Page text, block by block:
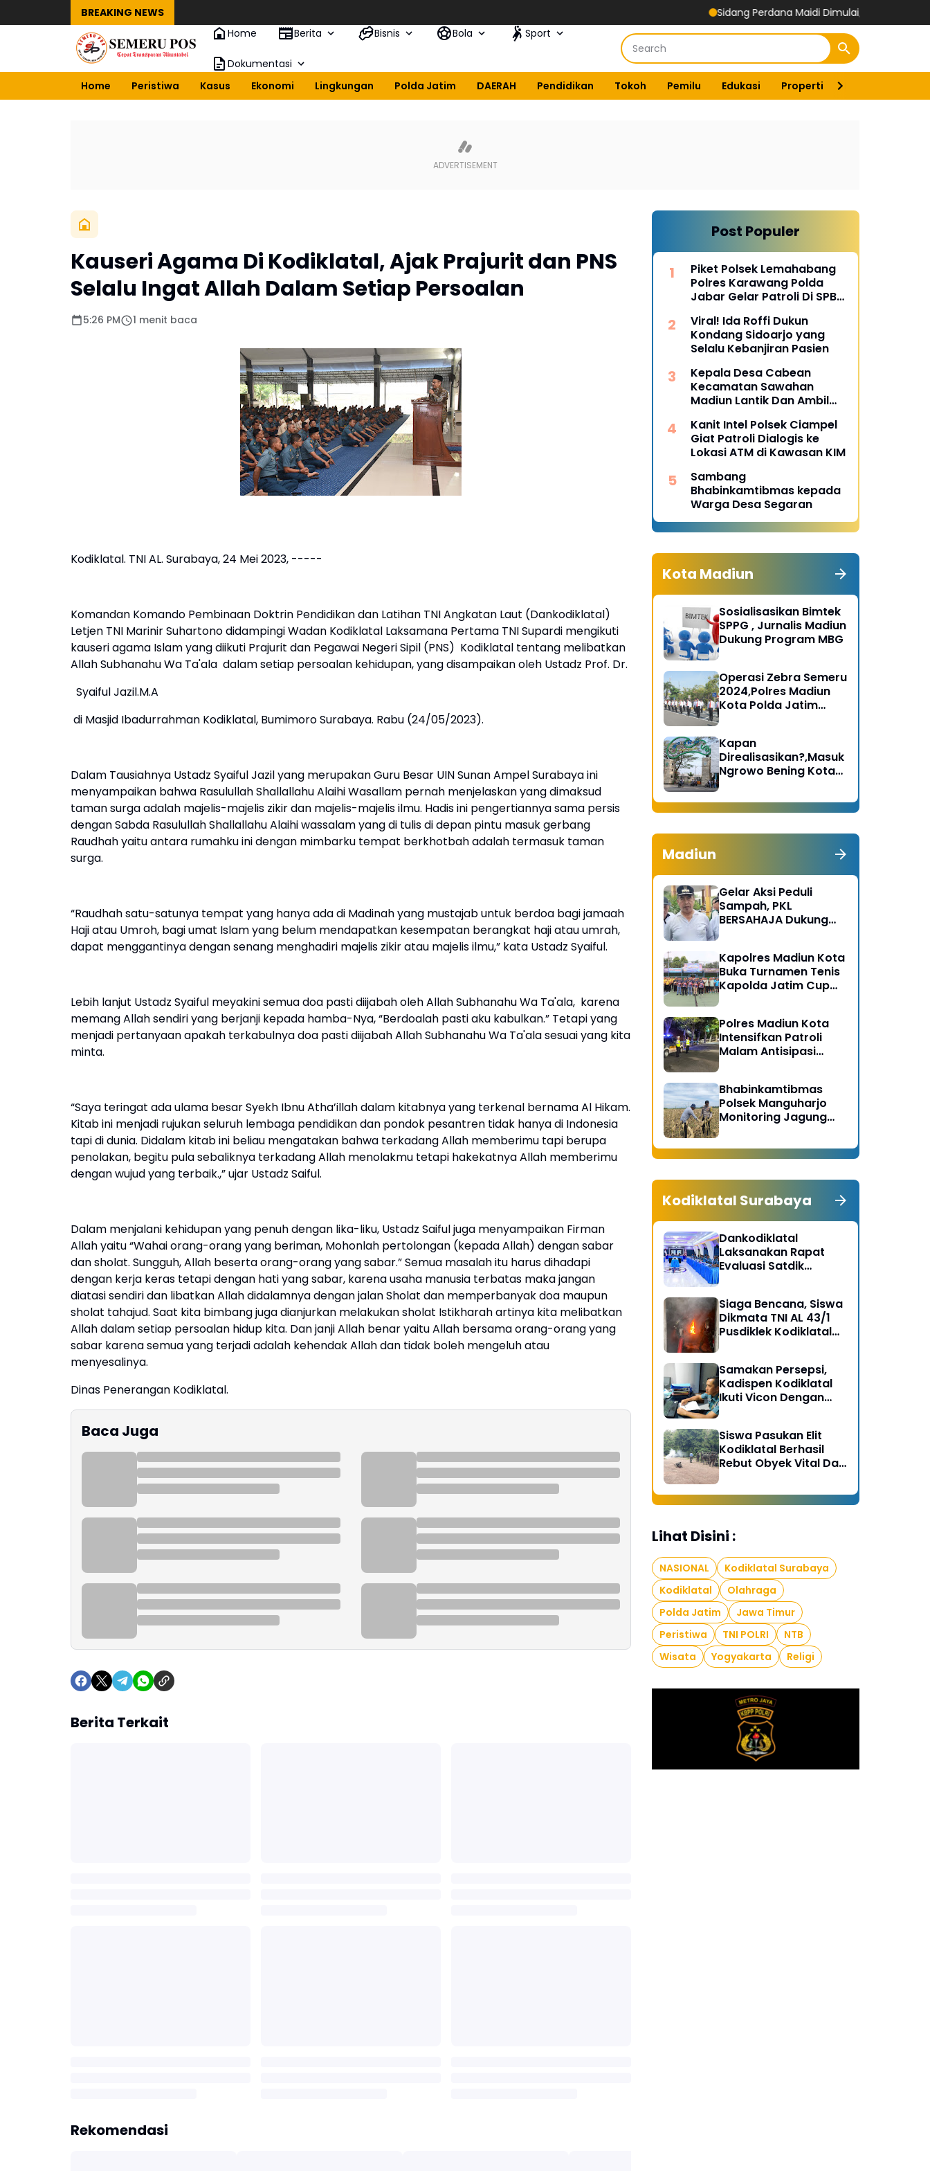
BREAKING NEWS
Sidang Perdana Maidi Dimulai, Suryajiyoso Ingatkan
Home
Berita Bisnis Bola Sport
Dokumentasi
Home
Peristiwa Kasus Ekonomi Lingkungan Polda Jatim DAERAH Pendidikan Tokoh Pemilu Edukasi Properti
Kauseri Agama Di Kodiklatal, Ajak Prajurit dan PNS
Selalu Ingat Allah Dalam Setiap Persoalan
5:26 PM 1 menit baca
Kodiklatal. TNI AL. Surabaya, 24 Mei 2023, -----
Komandan Komando Pembinaan Doktrin Pendidikan dan Latihan TNI Angkatan Laut (Dankodiklatal)
Letjen TNI Marinir Suhartono didampingi Wadan Kodiklatal Laksamana Pertama TNI Supardi mengikuti
kauseri agama Islam yang diikuti Prajurit dan Pegawai Negeri Sipil (PNS) Kodiklatal tentang melibatkan
Allah Subhanahu Wa Ta'ala dalam setiap persoalan kehidupan, yang disampaikan oleh Ustadz Prof. Dr.
Syaiful Jazil.M.A
di Masjid Ibadurrahman Kodiklatal, Bumimoro Surabaya. Rabu (24/05/2023).
Dalam Tausiahnya Ustadz Syaiful Jazil yang merupakan Guru Besar UIN Sunan Ampel Surabaya ini
menyampaikan bahwa Rasulullah Shallallahu Alaihi Wasallam pernah menjelaskan yang dimaksud
taman surga adalah majelis-majelis zikir dan majelis-majelis ilmu. Hadis ini pengertiannya sama persis
dengan Sabda Rasulullah Shallallahu Alaihi wassalam yang di tulis di depan pintu masuk gerbang
Raudhah yaitu antara rumahku ini dengan mimbarku tempat berkhotbah adalah termasuk taman
surga.
“Raudhah satu-satunya tempat yang hanya ada di Madinah yang mustajab untuk berdoa bagi jamaah
Haji atau Umroh, bagi umat Islam yang belum mendapatkan kesempatan berangkat haji atau umrah,
dapat menggantinya dengan senang menghadiri majelis zikir atau majelis ilmu,” kata Ustadz Syaiful.
Lebih lanjut Ustadz Syaiful meyakini semua doa pasti diijabah oleh Allah Subhanahu Wa Ta'ala, karena
memang Allah sendiri yang berjanji kepada hamba-Nya, “Berdoalah pasti aku kabulkan.” Tetapi yang
menjadi pertanyaan apakah terkabulnya doa pasti diijabah Allah Subhanahu Wa Ta'ala sesuai yang kita
minta.
“Saya teringat ada ulama besar Syekh Ibnu Atha’illah dalam kitabnya yang terkenal bernama Al Hikam.
Kitab ini menjadi rujukan seluruh lembaga pendidikan dan pondok pesantren tidak hanya di Indonesia
tapi di dunia. Didalam kitab ini beliau mengatakan bahwa terkadang Allah memberimu tapi berupa
penolakan, begitu pula sebaliknya terkadang Allah menolakmu tetapi hakekatnya Allah memberimu
dengan wujud yang terbaik.,” ujar Ustadz Saiful.
Dalam menjalani kehidupan yang penuh dengan lika-liku, Ustadz Saiful juga menyampaikan Firman
Allah yaitu “Wahai orang-orang yang beriman, Mohonlah pertolongan (kepada Allah) dengan sabar
dan sholat. Sungguh, Allah beserta orang-orang yang sabar.” Semua masalah itu harus dihadapi
dengan kerja keras tetapi dengan hati yang sabar, karena usaha manusia terbatas maka jangan
diatasi sendiri dan libatkan Allah didalamnya dengan jalan Sholat dan memperbanyak doa maupun
sholat tahajud. Saat kita bimbang juga dianjurkan melakukan sholat Istikharah artinya kita melibatkan
Allah dalam setiap persoalan hidup kita. Dan janji Allah benar yaitu Allah bersama orang-orang yang
sabar karena semua yang terjadi adalah kehendak Allah dan tidak boleh mengeluh atau
menyesalinya.
Dinas Penerangan Kodiklatal.
Baca Juga
Berita Terkait
Rekomendasi
Post Populer
Piket Polsek Lemahabang
Polres Karawang Polda
Jabar Gelar Patroli Di SPBU
Viral! Ida Roffi Dukun
Kondang Sidoarjo yang
Selalu Kebanjiran Pasien
Kepala Desa Cabean
Kecamatan Sawahan
Madiun Lantik Dan Ambil
Kanit Intel Polsek Ciampel
Giat Patroli Dialogis ke
Lokasi ATM di Kawasan KIM
Sambang
Bhabinkamtibmas kepada
Warga Desa Segaran
Kota Madiun
Sosialisasikan Bimtek
SPPG , Jurnalis Madiun
Dukung Program MBG
Operasi Zebra Semeru
2024,Polres Madiun
Kota Polda Jatim
Kapan
Direalisasikan?,Masuk
Ngrowo Bening Kota
Dikenakan Tarif
Madiun
Gelar Aksi Peduli
Sampah, PKL
BERSAHAJA Dukung
Madiun
Kapolres Madiun Kota
Buka Turnamen Tenis
Kapolda Jatim Cup
Polres Madiun Kota
Intensifkan Patroli
Malam Antisipasi
Bhabinkamtibmas
Polsek Manguharjo
Monitoring Jagung
Dukung Swasembada
Pangan 2026
Kodiklatal Surabaya
Dankodiklatal
Laksanakan Rapat
Evaluasi Satdik
Siaga Bencana, Siswa
Dikmata TNI AL 43/1
Pusdiklek Kodiklatal
Kobocoran
Samakan Persepsi,
Kadispen Kodiklatal
Ikuti Vicon Dengan
Siswa Pasukan Elit
Kodiklatal Berhasil
Rebut Obyek Vital Dari
Lihat Disini :
NASIONAL
Kodiklatal Surabaya
Kodiklatal
Olahraga
Polda Jatim
Jawa Timur
Peristiwa
TNI POLRI
NTB
Wisata
Yogyakarta Religi